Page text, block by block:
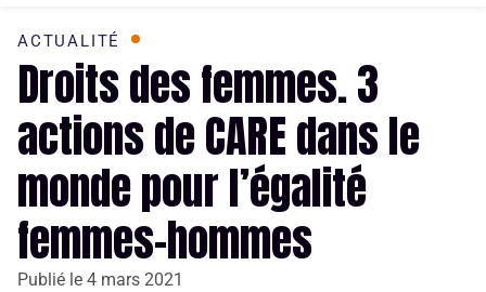
ACTUALITÉ
Droits des femmes. 3
actions de CARE dans le
monde pour l’égalité
femmes-hommes
Publié le 4 mars 2021